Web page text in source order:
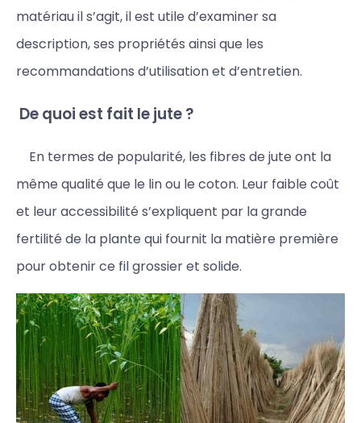
matériau il s’agit, il est utile d’examiner sa
description, ses propriétés ainsi que les
recommandations d’utilisation et d’entretien.
De quoi est fait le jute ?
En termes de popularité, les fibres de jute ont la
même qualité que le lin ou le coton. Leur faible coût
et leur accessibilité s’expliquent par la grande
fertilité de la plante qui fournit la matière première
pour obtenir ce fil grossier et solide.